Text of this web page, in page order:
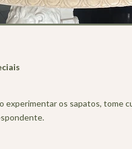
experimentar os sapatos, tome